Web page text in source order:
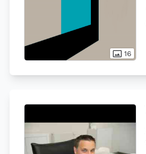
photo_size_select_actual 16